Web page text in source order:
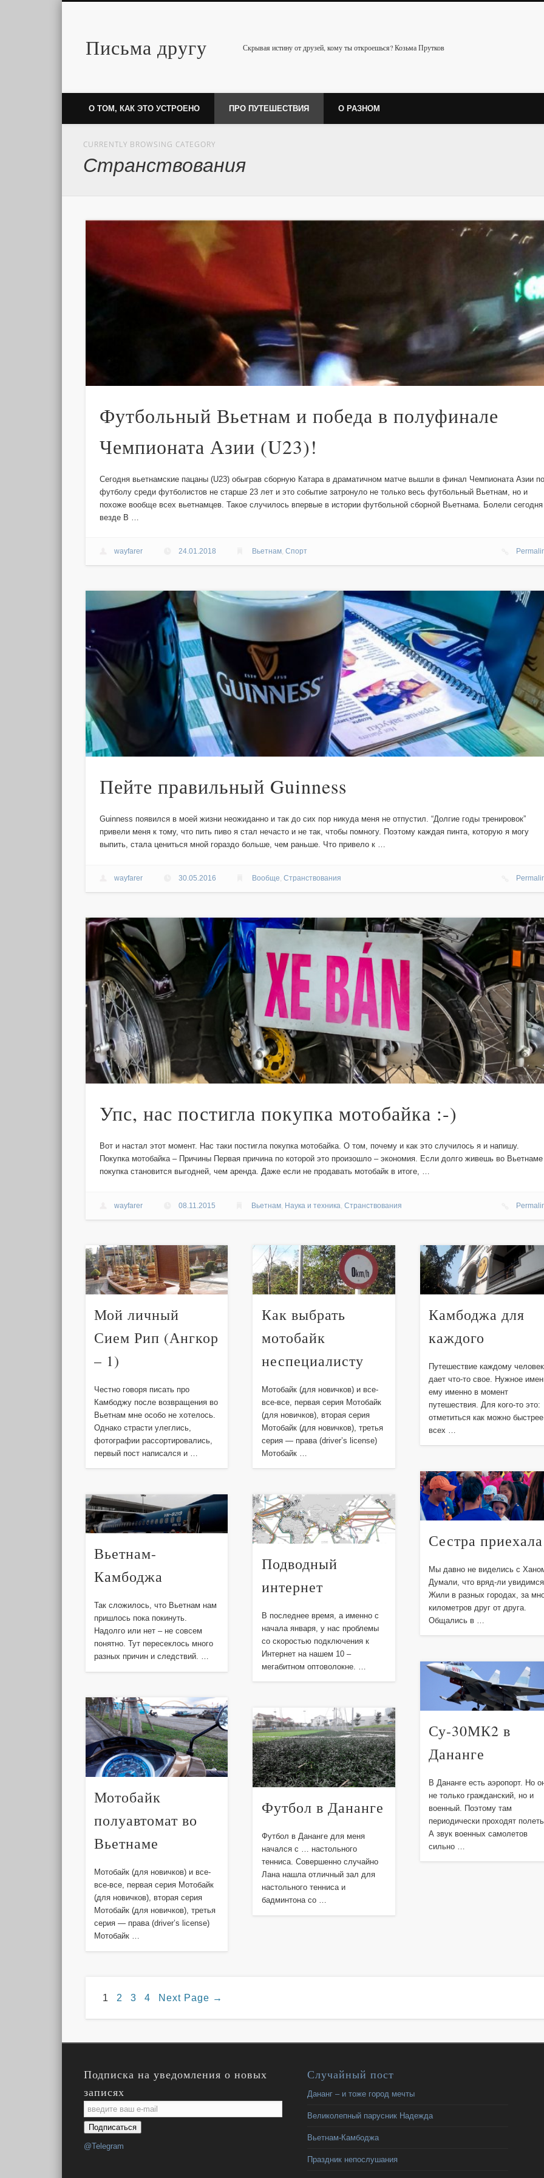
Письма другу Скрывая истину от друзей, кому ты откроешься? Козьма Прутков
Twitter
О ТОМ, КАК ЭТО УСТРОЕНО ПРО ПУТЕШЕСТВИЯ О РАЗНОМ
CURRENTLY BROWSING CATEGORY
Странствования
Футбольный Вьетнам и победа в полуфинале
Чемпионата Азии (U23)!
Сегодня вьетнамские пацаны (U23) обыграв сборную Катара в драматичном матче вышли в финал Чемпионата Азии по
футболу среди футболистов не старше 23 лет и это событие затронуло не только весь футбольный Вьетнам, но и
похоже вообще всех вьетнамцев. Такое случилось впервые в истории футбольной сборной Вьетнама. Болели сегодня
везде В …
wayfarer 24.01.2018 Вьетнам, Спорт
Пейте правильный Guinness
Guinness появился в моей жизни неожиданно и так до сих пор никуда меня не отпустил. “Долгие годы тренировок”
привели меня к тому, что пить пиво я стал нечасто и не так, чтобы помногу. Поэтому каждая пинта, которую я могу
выпить, стала цениться мной гораздо больше, чем раньше. Что привело к …
wayfarer 30.05.2016 Вообще, Странствования
Упс, нас постигла покупка мотобайка :-)
Вот и настал этот момент. Нас таки постигла покупка мотобайка. О том, почему и как это случилось я и напишу.
Покупка мотобайка – Причины Первая причина по которой это произошло – экономия. Если долго живешь во Вьетнаме
покупка становится выгодней, чем аренда. Даже если не продавать мотобайк в итоге, …
wayfarer 08.11.2015 Вьетнам, Наука и техника Странствования
Мой личный
Сием Рип (Ангкор
– 1)
Честно говоря писать про
Камбоджу после возвращения во
Вьетнам мне особо не хотелось.
Однако страсти улеглись,
фотографии рассортировались,
первый пост написался и …
Как выбрать
мотобайк
неспециалисту
Мотобайк (для новичков) и все-
все-все, первая серия Мотобайк
(для новичков), вторая серия
Мотобайк (для новичков), третья
серия — права (driver’s license)
Мотобайк …
Камбоджа для
каждого
Путешествие каждому
дает что-то свое. Нужное
ему именно в момент
путешествия. Для кого-то это:
отметиться как можно
всех …
Сестра приехала
Мы давно не виделись с
Думали, что вряд-ли
Жили в разных городах, за
километров друг от друга.
Общались в …
Вьетнам-
Камбоджа
Так сложилось, что Вьетнам нам
пришлось пока покинуть.
Надолго или нет – не совсем
понятно. Тут пересеклось много
разных причин и следствий. …
Подводный
интернет
В последнее время, а именно с
начала января, у нас проблемы
со скоростью подключения к
Интернет на нашем 10 –
мегабитном оптоволокне. …
Су-30МК2 в
Дананге
В Дананге есть аэропорт. Но
не только гражданский, но и
военный. Поэтому там
периодически проходят
А звук военных самолетов
сильно …
Мотобайк
полуавтомат во
Вьетнаме
Мотобайк (для новичков) и все-
все-все, первая серия Мотобайк
(для новичков), вторая серия
Мотобайк (для новичков), третья
серия — права (driver’s license)
Мотобайк …
Футбол в Дананге
Футбол в Дананге для меня
начался с … настольного
тенниса. Совершенно случайно
Лана нашла отличный зал для
настольного тенниса и
бадминтона со …
1 2 3 4 Next Page →
Подписка на уведомления о новых
записях
Email
Subscription
Подписаться
@Telegram
Случайный пост
Дананг – и тоже город мечты
Великолепный парусник Надежда
Вьетнам-Камбоджа
Праздник непослушания